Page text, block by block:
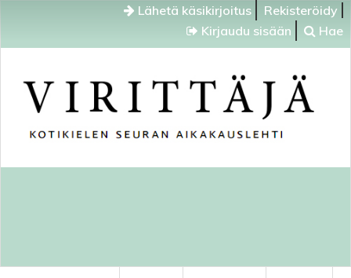
Lähetä käsikirjoitus
Rekisteröidy
Kirjaudu sisään
Hae